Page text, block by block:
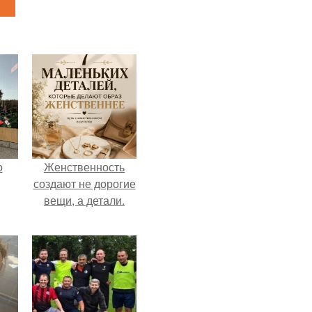
Женственность
создают не дорогие
вещи, а детали.